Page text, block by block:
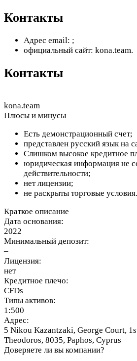
Контакты
Адрес email: ;
официальный сайт: kona.team.
Контакты
kona.team
Плюсы и минусы
Есть демонстрационный счет;
представлен русский язык на
Слишком высокое кредитное
юридическая информация не
действительности;
нет лицензии;
не раскрыты торговые условия.
Краткое описание
Дата основания:
2022
Минимальный депозит:
–
Лицензия:
нет
Кредитное плечо:
CFDs
Типы активов:
1:500
Адрес:
5 Nikou Kazantzaki, George Court,
Theodoros, 8035, Paphos, Cyprus
Доверяете ли вы компании?